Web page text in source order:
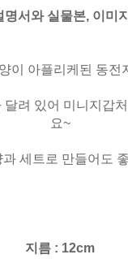
명서와 실물본, 이미
이 아플리케된 동전
려 있어 미니지갑
요~
과 세트로 만들어도
지름 : 12cm